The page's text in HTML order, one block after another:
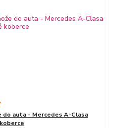
do auta - Mercedes A-Clasa